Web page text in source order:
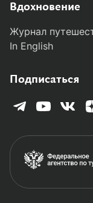
Вдохновение
Журнал
In English
Подписаться